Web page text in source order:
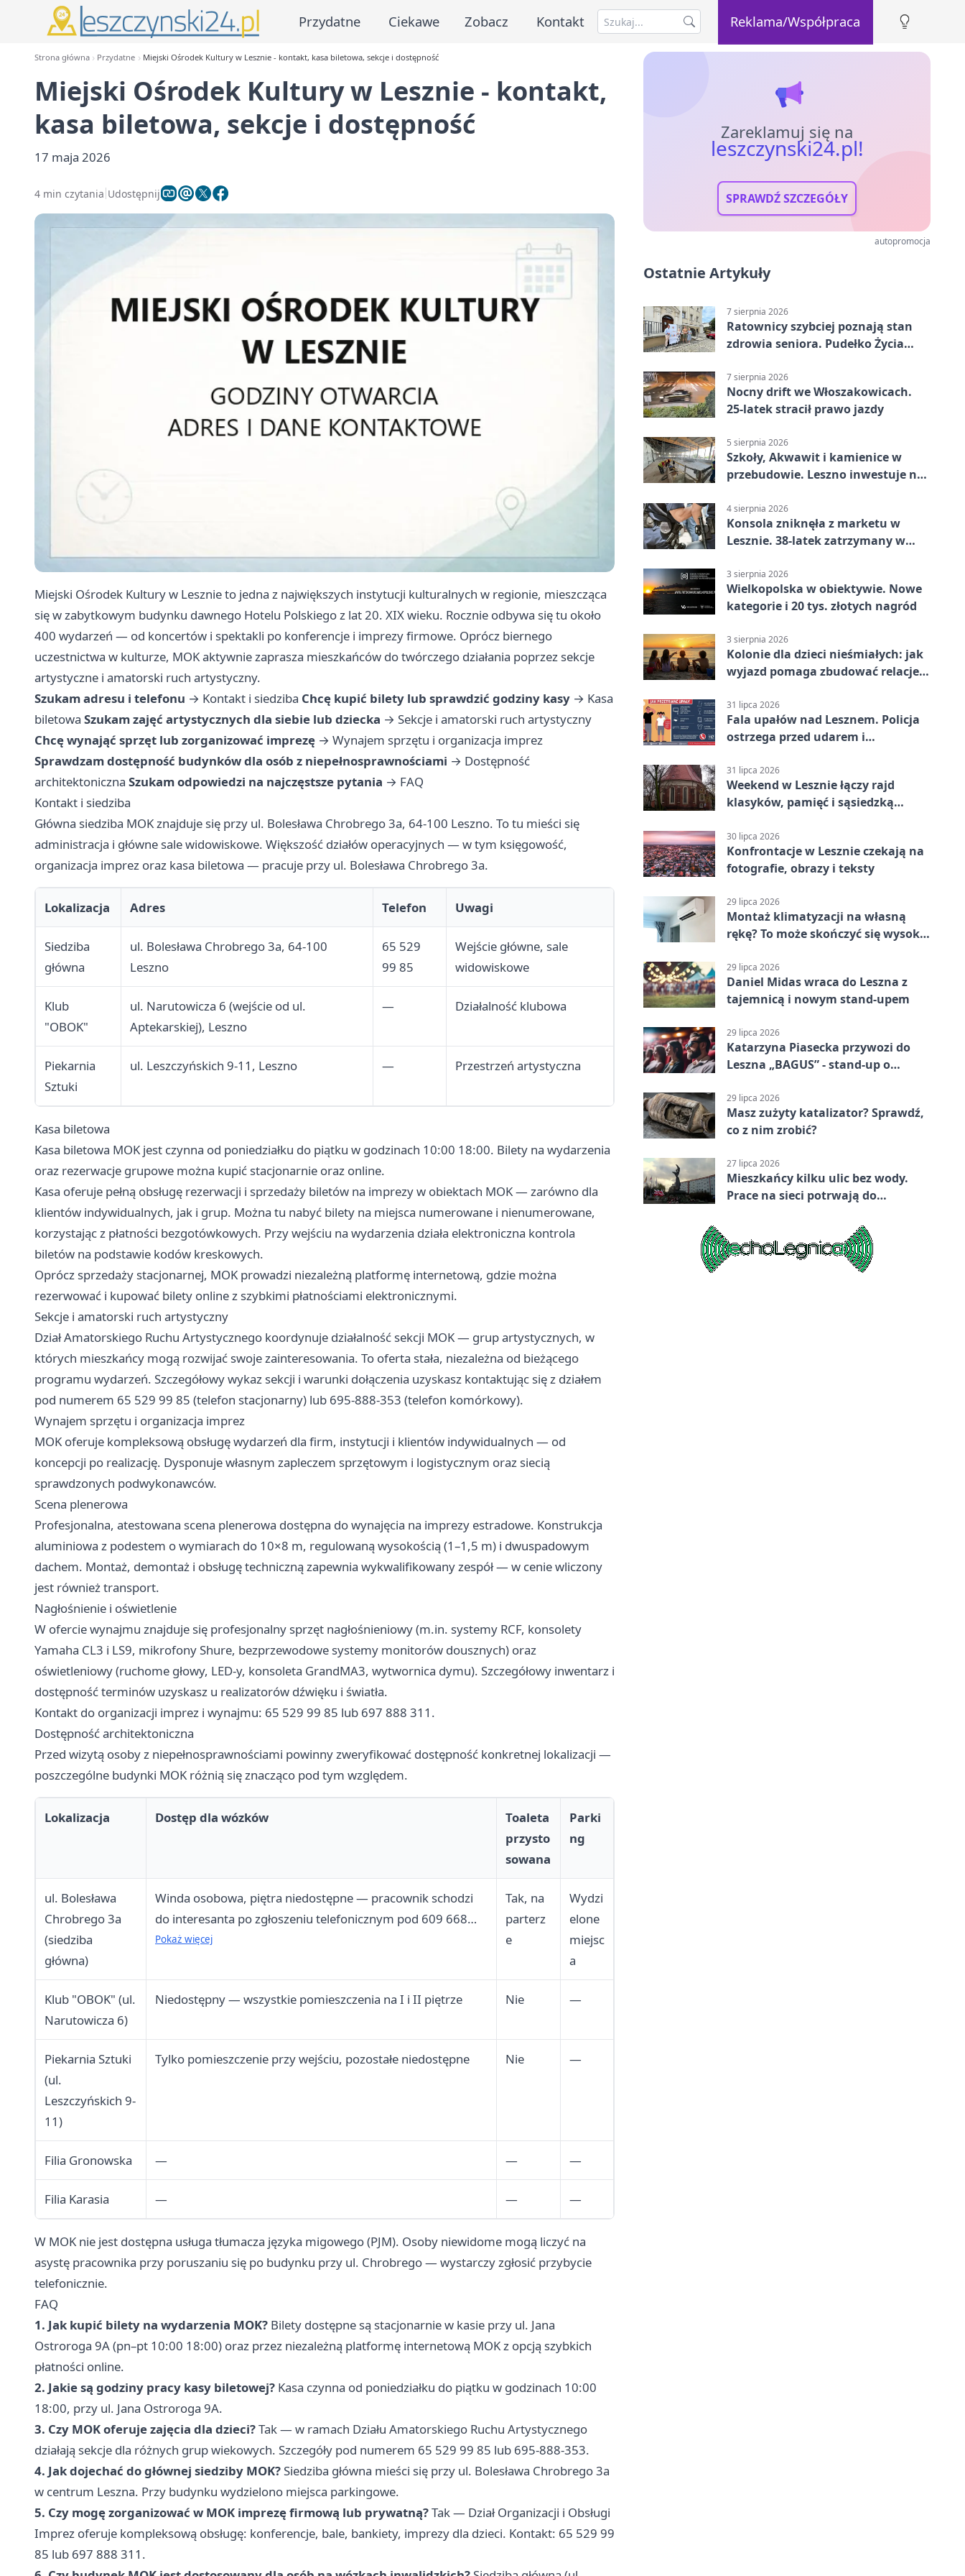
Przydatne Ciekawe Zobacz Kontakt Reklama/Współpraca
Strona główna Przydatne Miejski Ośrodek Kultury w Lesznie - kontakt, kasa biletowa, sekcje i dostępność
Miejski Ośrodek Kultury w Lesznie - kontakt,
kasa biletowa, sekcje i dostępność
17 maja 2026
4 min czytania Udostępnij
Miejski Ośrodek Kultury w Lesznie to jedna z największych instytucji kulturalnych w regionie, mieszcząca
się w zabytkowym budynku dawnego Hotelu Polskiego z lat 20. XIX wieku. Rocznie odbywa się tu około
400 wydarzeń — od koncertów i spektakli po konferencje i imprezy firmowe. Oprócz biernego
uczestnictwa w kulturze, MOK aktywnie zaprasza mieszkańców do twórczego działania poprzez sekcje
artystyczne i amatorski ruch artystyczny.
Szukam adresu i telefonu → Kontakt i siedziba Chcę kupić bilety lub sprawdzić godziny kasy → Kasa
biletowa Szukam zajęć artystycznych dla siebie lub dziecka → Sekcje i amatorski ruch artystyczny
Chcę wynająć sprzęt lub zorganizować imprezę → Wynajem sprzętu i organizacja imprez
Sprawdzam dostępność budynków dla osób z niepełnosprawnościami → Dostępność
architektoniczna Szukam odpowiedzi na najczęstsze pytania → FAQ
Kontakt i siedziba
Główna siedziba MOK znajduje się przy ul. Bolesława Chrobrego 3a, 64-100 Leszno. To tu mieści się
administracja i główne sale widowiskowe. Większość działów operacyjnych — w tym księgowość,
organizacja imprez oraz kasa biletowa — pracuje przy ul. Bolesława Chrobrego 3a.
Lokalizacja Adres Telefon Uwagi
Siedziba
główna
ul. Bolesława Chrobrego 3a, 64-100
Leszno
65 529
99 85
Wejście główne, sale
widowiskowe
Klub
"OBOK"
ul. Narutowicza 6 (wejście od ul.
Aptekarskiej), Leszno
— Działalność klubowa
Piekarnia
Sztuki
ul. Leszczyńskich 9-11, Leszno — Przestrzeń artystyczna
Kasa biletowa
Kasa biletowa MOK jest czynna od poniedziałku do piątku w godzinach 10:00 18:00. Bilety na wydarzenia
oraz rezerwacje grupowe można kupić stacjonarnie oraz online.
Kasa oferuje pełną obsługę rezerwacji i sprzedaży biletów na imprezy w obiektach MOK — zarówno dla
klientów indywidualnych, jak i grup. Można tu nabyć bilety na miejsca numerowane i nienumerowane,
korzystając z płatności bezgotówkowych. Przy wejściu na wydarzenia działa elektroniczna kontrola
biletów na podstawie kodów kreskowych.
Oprócz sprzedaży stacjonarnej, MOK prowadzi niezależną platformę internetową, gdzie można
rezerwować i kupować bilety online z szybkimi płatnościami elektronicznymi.
Sekcje i amatorski ruch artystyczny
Dział Amatorskiego Ruchu Artystycznego koordynuje działalność sekcji MOK — grup artystycznych, w
których mieszkańcy mogą rozwijać swoje zainteresowania. To oferta stała, niezależna od bieżącego
programu wydarzeń. Szczegółowy wykaz sekcji i warunki dołączenia uzyskasz kontaktując się z działem
pod numerem 65 529 99 85 (telefon stacjonarny) lub 695-888-353 (telefon komórkowy).
Wynajem sprzętu i organizacja imprez
MOK oferuje kompleksową obsługę wydarzeń dla firm, instytucji i klientów indywidualnych — od
koncepcji po realizację. Dysponuje własnym zapleczem sprzętowym i logistycznym oraz siecią
sprawdzonych podwykonawców.
Scena plenerowa
Profesjonalna, atestowana scena plenerowa dostępna do wynajęcia na imprezy estradowe. Konstrukcja
aluminiowa z podestem o wymiarach do 10×8 m, regulowaną wysokością (1–1,5 m) i dwuspadowym
dachem. Montaż, demontaż i obsługę techniczną zapewnia wykwalifikowany zespół — w cenie wliczony
jest również transport.
Nagłośnienie i oświetlenie
W ofercie wynajmu znajduje się profesjonalny sprzęt nagłośnieniowy (m.in. systemy RCF, konsolety
Yamaha CL3 i LS9, mikrofony Shure, bezprzewodowe systemy monitorów dousznych) oraz
oświetleniowy (ruchome głowy, LED-y, konsoleta GrandMA3, wytwornica dymu). Szczegółowy inwentarz i
dostępność terminów uzyskasz u realizatorów dźwięku i światła.
Kontakt do organizacji imprez i wynajmu: 65 529 99 85 lub 697 888 311.
Dostępność architektoniczna
Przed wizytą osoby z niepełnosprawnościami powinny zweryfikować dostępność konkretnej lokalizacji —
poszczególne budynki MOK różnią się znacząco pod tym względem.
Lokalizacja Dostęp dla wózków
Toaleta
przysto
sowana
Parki
ng
ul. Bolesława
Chrobrego 3a
(siedziba
główna)
Winda osobowa, piętra niedostępne — pracownik schodzi
do interesanta po zgłoszeniu telefonicznym pod 609 668
769, 695-888-353 lub 609 117 116
Pokaż więcej
Tak, na
parterz
e
Wydzi
elone
miejsc
a
Klub "OBOK" (ul.
Narutowicza 6)
Niedostępny — wszystkie pomieszczenia na I i II piętrze Nie —
Piekarnia Sztuki
(ul.
Leszczyńskich 9-
11)
Tylko pomieszczenie przy wejściu, pozostałe niedostępne Nie —
Filia Gronowska — — —
Filia Karasia — — —
W MOK nie jest dostępna usługa tłumacza języka migowego (PJM). Osoby niewidome mogą liczyć na
asystę pracownika przy poruszaniu się po budynku przy ul. Chrobrego — wystarczy zgłosić przybycie
telefonicznie.
FAQ
1. Jak kupić bilety na wydarzenia MOK? Bilety dostępne są stacjonarnie w kasie przy ul. Jana
Ostroroga 9A (pn–pt 10:00 18:00) oraz przez niezależną platformę internetową MOK z opcją szybkich
płatności online.
2. Jakie są godziny pracy kasy biletowej? Kasa czynna od poniedziałku do piątku w godzinach 10:00
18:00, przy ul. Jana Ostroroga 9A.
3. Czy MOK oferuje zajęcia dla dzieci?Tak — w ramach Działu Amatorskiego Ruchu Artystycznego
działają sekcje dla różnych grup wiekowych. Szczegóły pod numerem 65 529 99 85 lub 695-888-353.
4. Jak dojechać do głównej siedziby MOK?Siedziba główna mieści się przy ul. Bolesława Chrobrego 3a
w centrum Leszna. Przy budynku wydzielono miejsca parkingowe.
5. Czy mogę zorganizować w MOK imprezę firmową lub prywatną?Tak — Dział Organizacji i Obsługi
Imprez oferuje kompleksową obsługę: konferencje, bale, bankiety, imprezy dla dzieci. Kontakt: 65 529 99
85 lub 697 888 311.
Zareklamuj się na
leszczynski24.pl!
SPRAWDŹ SZCZEGÓŁY
autopromocja
Ostatnie Artykuły
7 sierpnia 2026
Ratownicy szybciej poznają stan
zdrowia seniora. Pudełko Życia
7 sierpnia 2026
Nocny drift we Włoszakowicach.
25-latek stracił prawo jazdy
5 sierpnia 2026
Szkoły, Akwawit i kamienice w
przebudowie. Leszno inwestuje na
4 sierpnia 2026
Konsola zniknęła z marketu w
Lesznie. 38-latek zatrzymany w
3 sierpnia 2026
Wielkopolska w obiektywie. Nowe
kategorie i 20 tys. złotych nagród
3 sierpnia 2026
Kolonie dla dzieci nieśmiałych: jak
wyjazd pomaga zbudować relacje z
31 lipca 2026
Fala upałów nad Lesznem. Policja
ostrzega przed udarem i
31 lipca 2026
Weekend w Lesznie łączy rajd
klasyków, pamięć i sąsiedzką
30 lipca 2026
Konfrontacje w Lesznie czekają na
fotografie, obrazy i teksty
29 lipca 2026
Montaż klimatyzacji na własną
rękę? To może skończyć się wysoką
29 lipca 2026
Daniel Midas wraca do Leszna z
tajemnicą i nowym stand-upem
29 lipca 2026
Katarzyna Piasecka przywozi do
Leszna „BAGUS” - stand-up o
29 lipca 2026
Masz zużyty katalizator? Sprawdź,
co z nim zrobić?
27 lipca 2026
Mieszkańcy kilku ulic bez wody.
Prace na sieci potrwają do